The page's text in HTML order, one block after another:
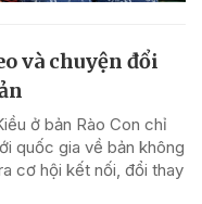
và chuyện đổi
ở bản Rào Con chỉ
quốc gia về bản không
cơ hội kết nối, đổi thay